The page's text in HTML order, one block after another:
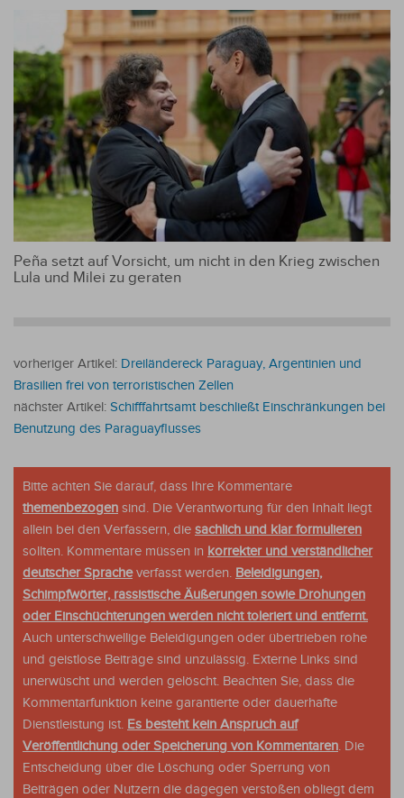
Peña setzt auf Vorsicht, um nicht in den Krieg zwischen
Lula und Milei zu geraten
vorheriger Artikel: Dreiländereck Paraguay, Argentinien und
Brasilien frei von terroristischen Zellen
nächster Artikel: Schifffahrtsamt beschließt Einschränkungen bei
Benutzung des Paraguayflusses
Bitte achten Sie darauf, dass Ihre Kommentare
themenbezogen sind. Die Verantwortung für den Inhalt liegt
allein bei den Verfassern, die sachlich und klar formulieren
sollten. Kommentare müssen in korrekter und verständlicher
deutscher Spracheverfasst werden. Beleidigungen,
Schimpfwörter, rassistische Äußerungen sowie Drohungen
oder Einschüchterungen werden nicht toleriert und entfernt.
Auch unterschwellige Beleidigungen oder übertrieben rohe
und geistlose Beiträge sind unzulässig. Externe Links sind
unerwüscht und werden gelöscht. Beachten Sie, dass die
Kommentarfunktion keine garantierte oder dauerhafte
Dienstleistung ist. Es besteht kein Anspruch auf
Veröffentlichung oder Speicherung von Kommentaren. Die
Entscheidung über die Löschung oder Sperrung von
Beiträgen oder Nutzern die dagegen verstoßen obliegt dem